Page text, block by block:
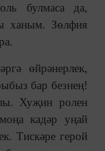
булмаса да,
ханым. Зөлфия
өйрәнерлек,
бар безнең!
Хуҗин ролен
кадәр уңай
Тискәре герой